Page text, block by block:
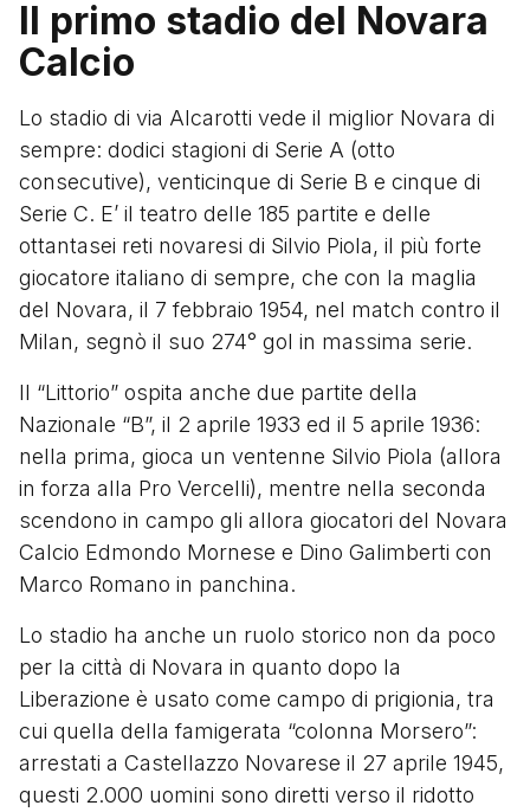
Il primo stadio del Novara
Calcio
Lo stadio di via Alcarotti vede il miglior Novara di
sempre: dodici stagioni di Serie A (otto
consecutive), venticinque di Serie B e cinque di
Serie C. E’ il teatro delle 185 partite e delle
ottantasei reti novaresi di Silvio Piola, il più forte
giocatore italiano di sempre, che con la maglia
del Novara, il 7 febbraio 1954, nel match contro il
Milan, segnò il suo 274° gol in massima serie.
Il “Littorio” ospita anche due partite della
Nazionale “B”, il 2 aprile 1933 ed il 5 aprile 1936:
nella prima, gioca un ventenne Silvio Piola (allora
in forza alla Pro Vercelli), mentre nella seconda
scendono in campo gli allora giocatori del Novara
Calcio Edmondo Mornese e Dino Galimberti con
Marco Romano in panchina.
Lo stadio ha anche un ruolo storico non da poco
per la città di Novara in quanto dopo la
Liberazione è usato come campo di prigionia, tra
cui quella della famigerata “colonna Morsero”:
arrestati a Castellazzo Novarese il 27 aprile 1945,
questi 2.000 uomini sono diretti verso il ridotto